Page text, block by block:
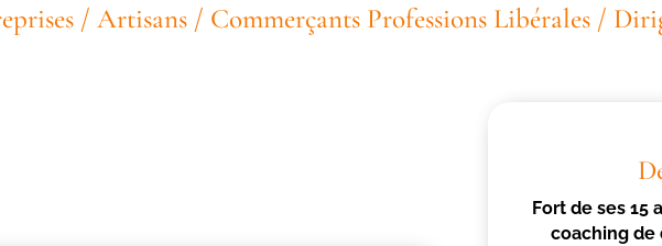
/ Artisans / Commerçants Professions Libérales /
Fort de ses 15
coaching de